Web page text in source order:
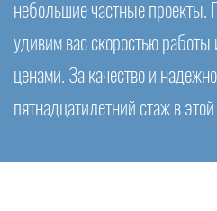
небольшие частные проекты.
удивим вас скоростью
ценами. За качество и
пятнадцатилетний стаж в